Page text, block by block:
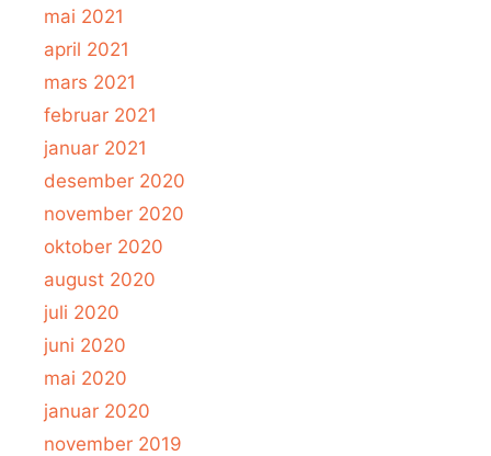
mai 2021
april 2021
mars 2021
februar 2021
januar 2021
desember 2020
november 2020
oktober 2020
august 2020
juli 2020
juni 2020
mai 2020
januar 2020
november 2019